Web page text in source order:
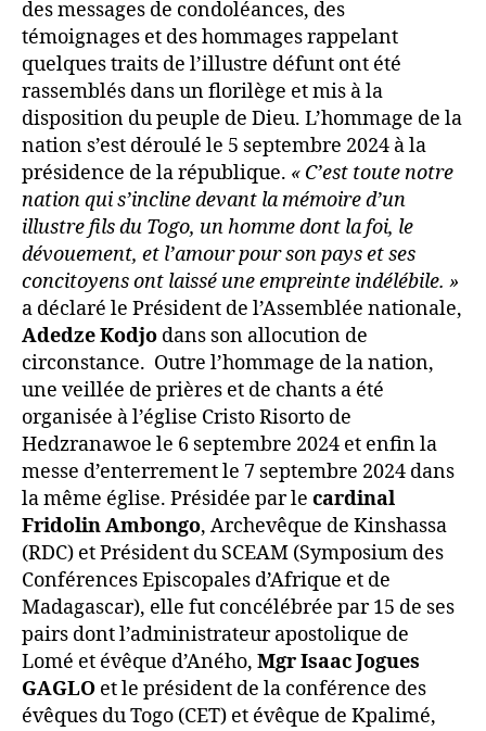
des messages de condoléances, des
témoignages et des hommages rappelant
quelques traits de l’illustre défunt ont été
rassemblés dans un florilège et mis à la
disposition du peuple de Dieu. L’hommage de la
nation s’est déroulé le 5 septembre 2024 à la
présidence de la république. « C’est toute notre
nation qui s’incline devant la mémoire d’un
illustre fils du Togo, un homme dont la foi, le
dévouement, et l’amour pour son pays et ses
concitoyens ont laissé une empreinte indélébile. »
a déclaré le Président de l’Assemblée nationale,
Adedze Kodjo dans son allocution de
circonstance. Outre l’hommage de la nation,
une veillée de prières et de chants a été
organisée à l’église Cristo Risorto de
Hedzranawoe le 6 septembre 2024 et enfin la
messe d’enterrement le 7 septembre 2024 dans
la même église. Présidée par le cardinal
Fridolin Ambongo, Archevêque de Kinshassa
(RDC) et Président du SCEAM (Symposium des
Conférences Episcopales d’Afrique et de
Madagascar), elle fut concélébrée par 15 de ses
pairs dont l’administrateur apostolique de
Lomé et évêque d’Aného, Mgr Isaac Jogues
GAGLO et le président de la conférence des
évêques du Togo (CET) et évêque de Kpalimé,